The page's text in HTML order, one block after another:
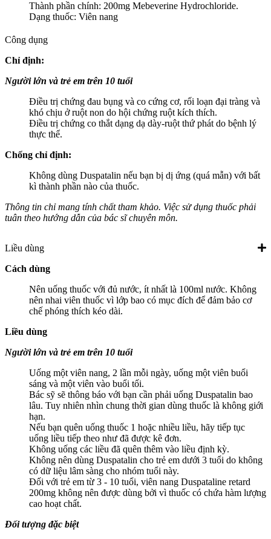
Thành phần chính: 200mg Mebeverine Hydrochloride.
Dạng thuốc: Viên nang
Công dụng
Chỉ định:
Người lớn và trẻ em trên 10 tuổi
Điều trị chứng đau bụng và co cứng cơ, rối loạn đại tràng và
khó chịu ở ruột non do hội chứng ruột kích thích.
Điều trị chứng co thắt dạng dạ dày-ruột thứ phát do bệnh lý
thực thể.
Chống chỉ định:
Không dùng Duspatalin nếu bạn bị dị ứng (quá mẫn) với bất
kì thành phần nào của thuốc.
Thông tin chỉ mang tính chất tham khảo. Việc sử dụng thuốc phải
tuân theo hướng dẫn của bác sĩ chuyên môn.
Liều dùng
Cách dùng
Nên uống thuốc với đủ nước, ít nhất là 100ml nước. Không
nên nhai viên thuốc vì lớp bao có mục đích để đảm bảo cơ
chế phóng thích kéo dài.
Liều dùng
Người lớn và trẻ em trên 10 tuổi
Uống một viên nang, 2 lần mỗi ngày, uống một viên buổi
sáng và một viên vào buổi tối.
Bác sỹ sẽ thông báo với bạn cần phải uống Duspatalin bao
lâu. Tuy nhiên nhìn chung thời gian dùng thuốc là không giới
hạn.
Nếu bạn quên uống thuốc 1 hoặc nhiều liều, hãy tiếp tục
uống liều tiếp theo như đã được kê đơn.
Không uống các liều đã quên thêm vào liều định kỳ.
Không nên dùng Duspatalin cho trẻ em dưới 3 tuổi do không
có dữ liệu lâm sàng cho nhóm tuổi này.
Đối với trẻ em từ 3 - 10 tuổi, viên nang Duspataline retard
200mg không nên được dùng bởi vì thuốc có chứa hàm lượng
cao hoạt chất.
Đối tượng đặc biệt